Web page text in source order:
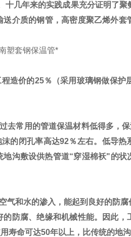
几年来的实践成果充分证明了聚
介质的钢管，高密度聚乙烯外套
塑套钢保温管*
造价的25％（采用玻璃钢做保护
常用的管道保温材料低得多，
的闭孔率高达92％左右。低导热
沟敷设供热管道“穿湿棉袄"的状
和水的渗入，能起到良好的防
防腐、绝缘和机械性能。因此
寿命可达50年以上，比传统的地